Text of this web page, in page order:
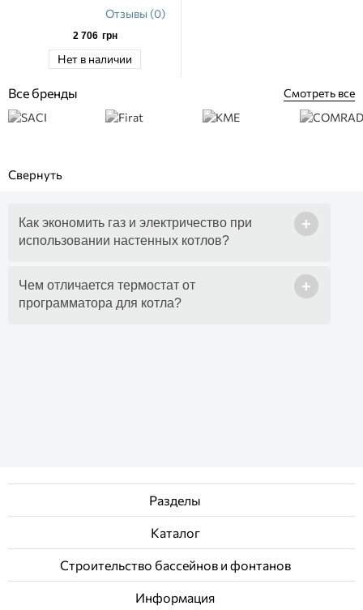
Отзывы (0)
2 706 грн
Нет в наличии
Все бренды Смотреть все
+
Как экономить газ и электричество при
использовании настенных котлов?
+
Чем отличается термостат от
программатора для котла?
Разделы
Каталог
Строительство бассейнов и фонтанов
Информация